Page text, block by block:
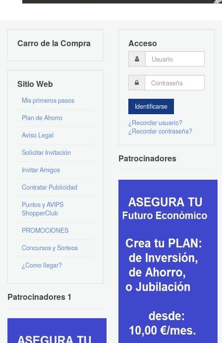
Carro de la Compra
Sitio Web
Mis primeros pasos
Plan de Ahorro
Aviso Legal
Solicitar Invitación
Invitar Amigos
Contratar Publicidad
Puntos y AVIPS
ShopperClub
PROMOCIONES
Concursos y Sorteos
¿Como llegar?
Patrocinadores 1
Acceso
¿Recordar usuario?
¿Recordar contraseña?
Patrocinadores